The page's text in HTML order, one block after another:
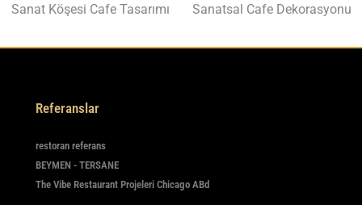
Sanat Köşesi Cafe Tasarımı Sanatsal Cafe Dekorasyonu
Referanslar
restoran referans
BEYMEN - TERSANE
The Vibe Restaurant Projeleri Chicago ABd